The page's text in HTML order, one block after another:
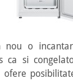
o
ca si
ofere